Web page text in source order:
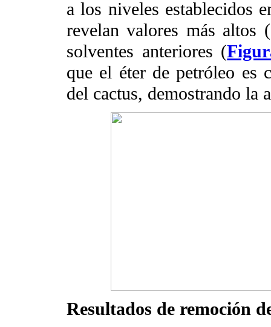
a los niveles establecidos
revelan valores más
solventes anteriores (
que el éter de petróleo es
del cactus, demostrando la
Resultados de remoción